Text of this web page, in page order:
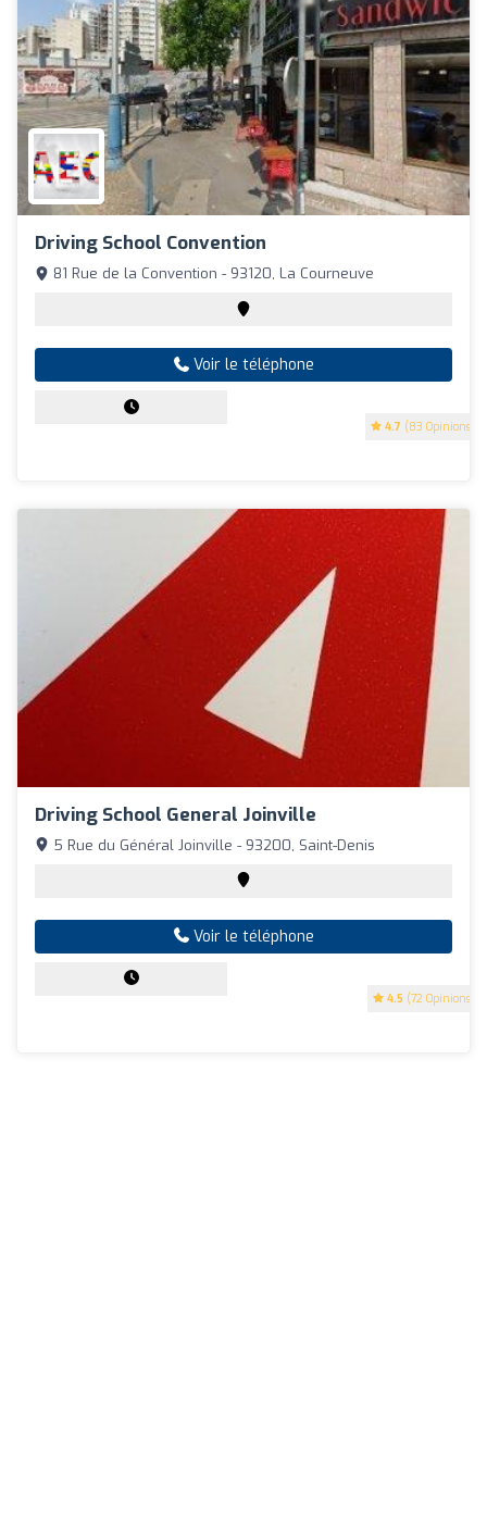
Driving School Convention
4.7 (83 Opinions)
81 Rue de la Convention - 93120, La Courneuve
Voir le téléphone
Driving School General Joinville
4.5 (72 Opinions)
5 Rue du Général Joinville - 93200, Saint-Denis
Voir le téléphone